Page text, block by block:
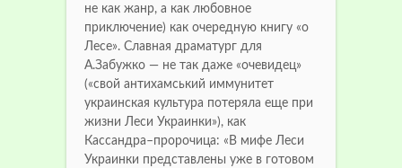
не как жанр, а как любовное
приключение) как очередную книгу «о
Лесе». Славная драматург для
А.Забужко — не так даже «очевидец»
(«свой антихамський иммунитет
украинская культура потеряла еще при
жизни Леси Украинки»), как
Кассандра–пророчица: «В мифе Леси
Украинки представлены уже в готовом